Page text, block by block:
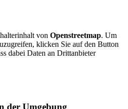
von Openstreetmap. Um
klicken Sie auf den Button
dabei Daten an Drittanbieter
der Umgebung